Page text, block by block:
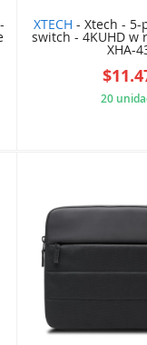
XTECH - Xtech - 5-
switch - 4KUHD w
XHA-
20